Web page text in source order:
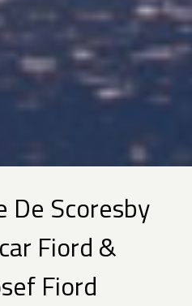
De Scoresby
Fiord &
Fiord